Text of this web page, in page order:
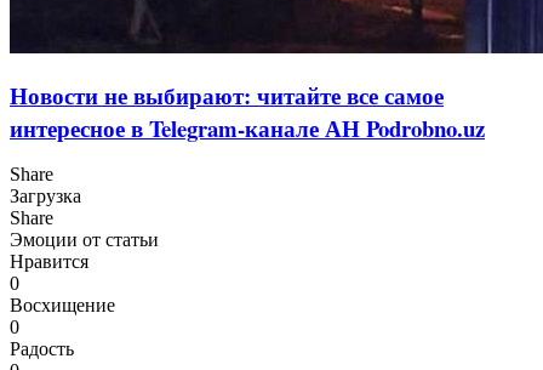
Новости не выбирают: читайте все самое
интересное в Telegram-канале АН Podrobno.uz
Share
Загрузка
Share
Эмоции от статьи
Нравится
0
Восхищение
0
Радость